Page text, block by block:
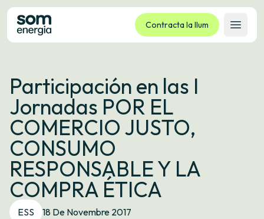
Contracta la llum
Obrir
Tarifes
Serveis
Empreses
La cooperativa
Contacte
Tràmits
Oficina virtual
Idioma: ES CA GL EU
Participación en las I
Jornadas POR EL
COMERCIO JUSTO,
CONSUMO
RESPONSABLE Y LA
COMPRA ÉTICA
ESS 18 De Novembre 2017